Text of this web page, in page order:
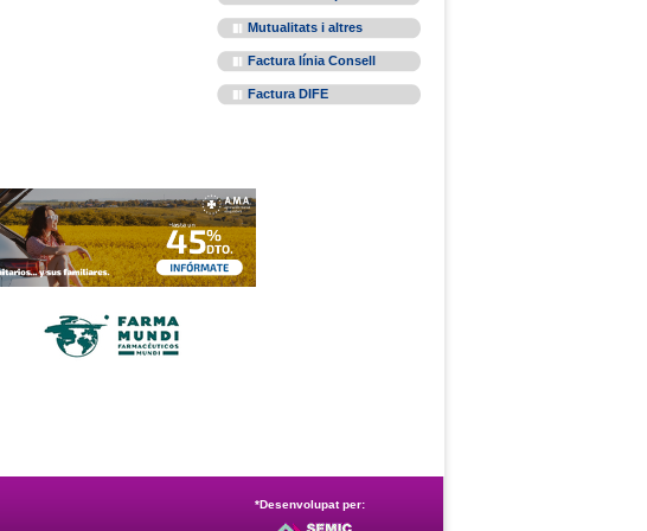
Mutualitats i altres
Factura línia Consell
Factura DIFE
*Desenvolupat per: